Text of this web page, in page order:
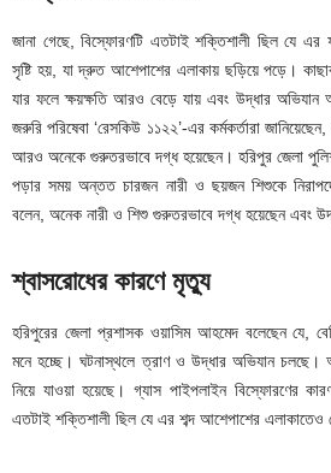
জানা গেছে, বিস্ফোরণটি এতটাই শক্তিশালী ছিল যে এর
সৃষ্টি হয়, যা দ্রুত আশেপাশের এলাকায় ছড়িয়ে পড়ে।
যার ফলে ক্ষয়ক্ষতি আরও বেড়ে যায় এবং উদ্ধার
জরুরি পরিষেবা ‘রেসকিউ ১১২২’-এর কর্মকর্তারা
আরও অনেকে গুরুতরভাবে দগ্ধ হয়েছেন। হরিপুর জেলা
পড়ার সময় অন্তত চারজন নারী ও ছয়জন শিশুকে
বলেন, অনেক নারী ও শিশু গুরুতরভাবে দগ্ধ হয়েছেন এবং
শ্বাসরোধের কারণে মৃত্যু
হরিপুরের জেলা প্রশাসক ওয়াসিম আহমেদ বলেছেন যে,
মনে হচ্ছে। ঘটনাস্থলে ত্রাণ ও উদ্ধার অভিযান চলছে।
নিয়ে যাওয়া হয়েছে। গ্যাস পাইপলাইন বিস্ফোরণের
এতটাই শক্তিশালী ছিল যে এর শব্দ আশেপাশের এলাকাতেও